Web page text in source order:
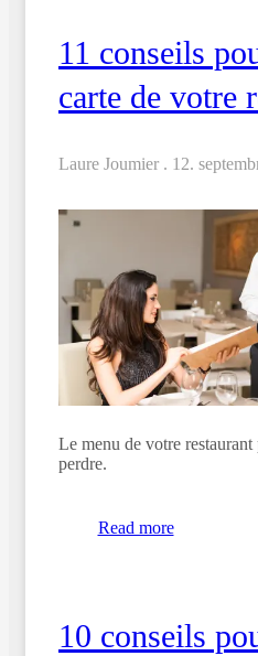
11 conseils
carte de votre
Laure Joumier . 12.
Le menu de votre
perdre.
Read more
10 conseils